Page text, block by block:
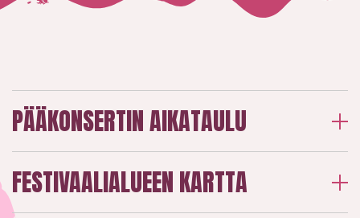
PÄÄKONSERTIN AIKATAULU
FESTIVAALIALUEEN KARTTA